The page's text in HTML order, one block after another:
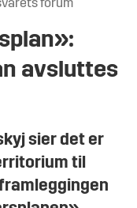
forum
avsluttes
sier det er
til